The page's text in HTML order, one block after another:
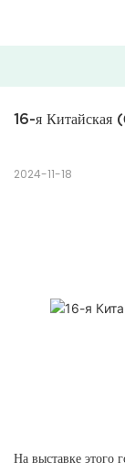
16-я Китайская
2024-11-18
На выставке этого